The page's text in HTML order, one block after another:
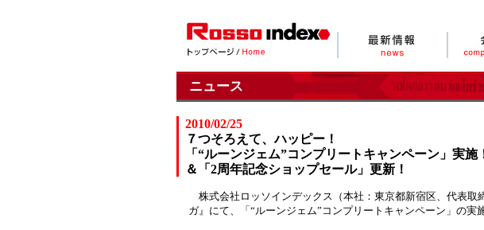
ニュース
2010/02/25
７つそろえて、ハッピー！
「“ルーンジェム”コンプリートキャンペーン」実施
＆「2周年記念ショップセール」更新！
株式会社ロッソインデックス（本社：東京都新宿区、代表取
ガ』にて、「“ルーンジェム”コンプリートキャンペーン」の